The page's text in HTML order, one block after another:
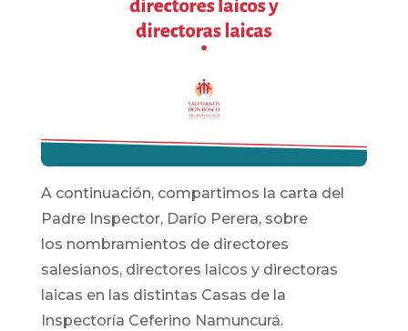
A continuación, compartimos la carta del
Padre Inspector, Darío Perera, sobre
los nombramientos de directores
salesianos, directores laicos y directoras
laicas en las distintas Casas de la
Inspectoría Ceferino Namuncurá.